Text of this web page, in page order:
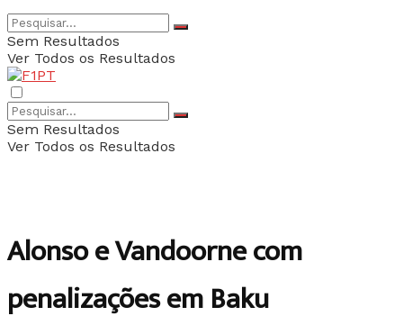
Sem Resultados
Ver Todos os Resultados
Sem Resultados
Ver Todos os Resultados
Alonso e Vandoorne com
penalizações em Baku